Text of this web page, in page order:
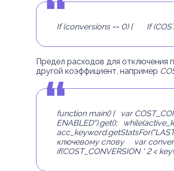
If (conversions == 0) { If
Предел расходов для отключения
другой коэффициент, например
function main() { var
ENABLED").get();
ключевомуслову var
if(COST_CONVERSION * 2 <